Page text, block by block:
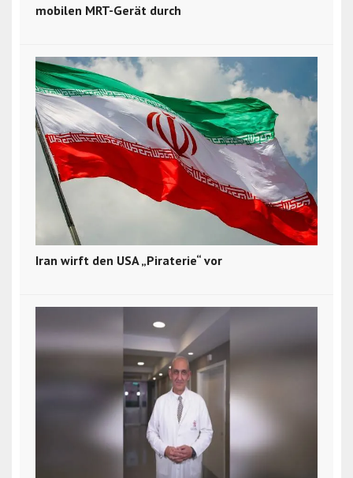
mobilen MRT-Gerät durch
Iran wirft den USA „Piraterie“ vor